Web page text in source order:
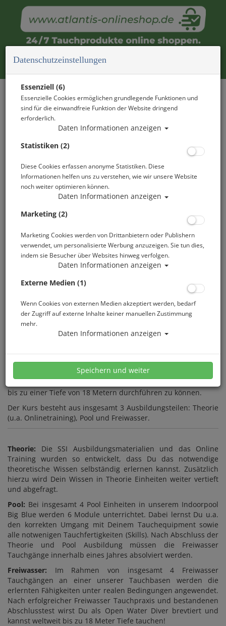
OPEN WATER DIVER
TAUCHAUSBILDUNG
WEEKEND KURS - TAUCHEN LERNEN AM
WOCHENENDE
Atlantis Berlin macht Dich zum Taucher. Mit Spaß und
Kompetenz begleiten wir Dich während Deiner
Tauchausbildung.
Das weltweite anerkannte Ausbildungs- und
lebenslanges Abenteuer als zertifizierter Taucher zu
beginnen. Während des Open Water Diver Kurses werden Dir
alle notwendigen Kenntnisse und Fähigkeiten vermittelt, um
selbständig mit einem Tauchpartner Freiwassertauchgänge
bis zu einer Tiefe von 18 Metern durchführen zu können.
Der Kurs besteht aus insgesamt 3 Ausbildungsteilen: Theorie
(u.a. Onlinetraining), Pool und Freiwasser.
Theorie: Die SSI Ausbildungsmaterialien und das Online
Training wurden so entwickelt, dass Du das notwendige
theoretische Wissen selbständig erlernen kannst. Zusätzlich
hierzu wird Dein Wissen in Theorie Einheiten weiter vertieft
und abgefragt.
Pool: Bei insgesamt 4 Pool Einheiten in unserem Indoorpool
Big Blue werden 6 Module unterrichtet. Dabei lernst Du u.a.
den korrekten Umgang mit Deinem Tauchequipment sowie
alle notwenigen Tauchfertigkeiten (Skills). Nach Abschluss der
Theorie und Pool Ausbildung müssen die Freiwasser
Tauchgänge innerhalb eines Jahres absolviert werden.
Freiwasser: Im Rahmen von insgesamt 4 Freiwasser
Tauchgängen an einer unserer Tauchbasen werden die
erlernten Fähigkeiten unter realen Bedingungen angewendet.
Nach erfolgreicher Freiwasser Tauchpraxis und bestandenen
Abschlusstest wirst Du als Open Water Diver brevtiert und
kannst weltweit bis zu 18 Meter Tiefe tauchen!
Datenschutzeinstellungen
Essenziell (6)
Essenzielle Cookies ermöglichen grundlegende Funktionen und
sind für die einwandfreie Funktion der Website dringend
erforderlich.
Daten Informationen anzeigen
Statistiken (2)
Diese Cookies erfassen anonyme Statistiken. Diese
Informationen helfen uns zu verstehen, wie wir unsere Website
noch weiter optimieren können.
Daten Informationen anzeigen
Marketing (2)
Marketing Cookies werden von Drittanbietern oder Publishern
verwendet, um personalisierte Werbung anzuzeigen. Sie tun dies,
indem sie Besucher über Websites hinweg verfolgen.
Daten Informationen anzeigen
Externe Medien (1)
Wenn Cookies von externen Medien akzeptiert werden, bedarf
der Zugriff auf externe Inhalte keiner manuellen Zustimmung
mehr.
Daten Informationen anzeigen
Speichern und weiter